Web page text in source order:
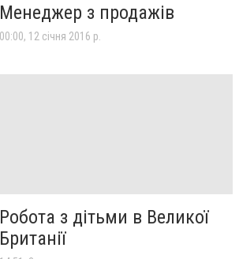
Менеджер з продажів
00:00, 12 січня 2016 р.
Робота з дітьми в Великої
Британії